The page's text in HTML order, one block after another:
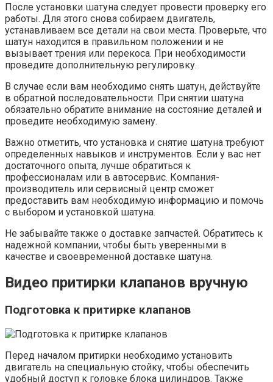
После установки шатуна следует провести проверку его
работы. Для этого снова собираем двигатель,
устанавливаем все детали на свои места. Проверьте, что
шатун находится в правильном положении и не
вызывает трения или перекоса. При необходимости
проведите дополнительную регулировку.
В случае если вам необходимо снять шатун, действуйте
в обратной последовательности. При снятии шатуна
обязательно обратите внимание на состояние деталей и
проведите необходимую замену.
Важно отметить, что установка и снятие шатуна требуют
определенных навыков и инструментов. Если у вас нет
достаточного опыта, лучше обратиться к
профессионалам или в автосервис. Компания-
производитель или сервисный центр сможет
предоставить вам необходимую информацию и помочь
с выбором и установкой шатуна.
Не забывайте также о доставке запчастей. Обратитесь к
надежной компании, чтобы быть уверенными в
качестве и своевременной доставке шатуна.
Видео притирки клапанов вручную
Подготовка к притирке клапанов
Перед началом притирки необходимо установить
двигатель на специальную стойку, чтобы обеспечить
удобный доступ к головке блока цилиндров. Также